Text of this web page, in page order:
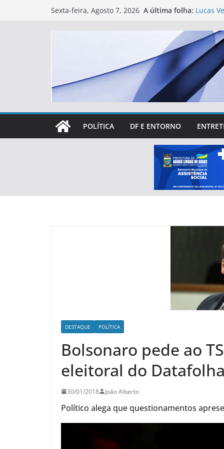
Sexta-feira, Agosto 7, 2026 A última folha: Lucas
e
Rotary
espaço
POLÍTICA
DF E ENTORNO
DESTAQUE POLÍTICA
Bolsonaro pede ao
eleitoral do
30/01/2018 João Alberto
Político alega que questionamentos